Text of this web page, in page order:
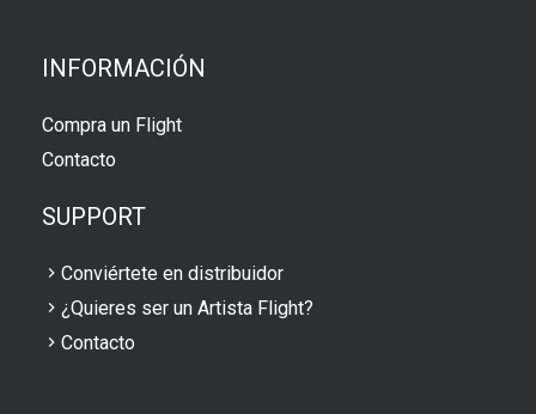
INFORMACIÓN
Compra un Flight
Contacto
SUPPORT
Conviértete en distribuidor
¿Quieres ser un Artista Flight?
Contacto